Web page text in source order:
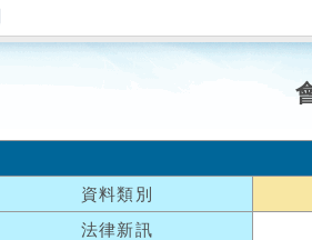
資料類別
法律新訊